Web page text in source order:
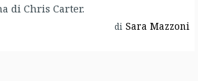
di Chris Carter.
di Sara Mazzoni